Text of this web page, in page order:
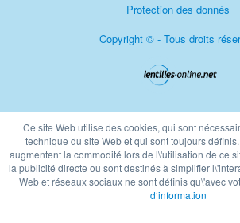
Protection des donnés
Copyright © - Tous droits
Ce site Web utilise des cookies, qui sont
technique du site Web et qui sont toujours
augmentent la commodité lors de l\'utilisation de ce
la publicité directe ou sont destinés à simplifier
Web et réseaux sociaux ne sont définis qu\'avec
d‘information